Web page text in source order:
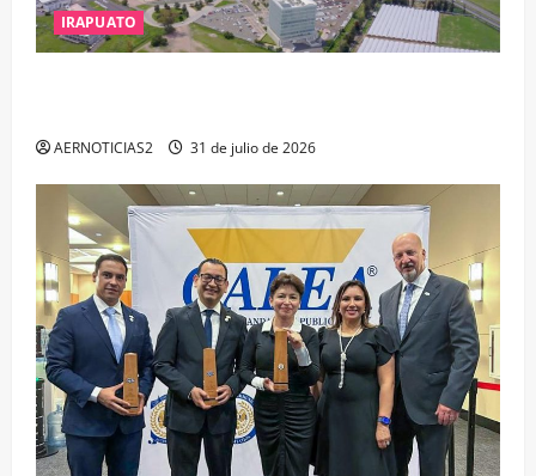
IRAPUATO
AERNOTICIAS2 31 de julio de 2026